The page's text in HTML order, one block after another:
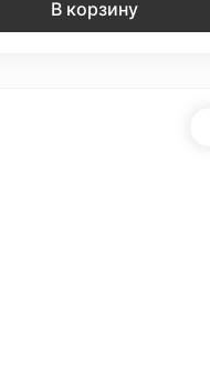
В корзину